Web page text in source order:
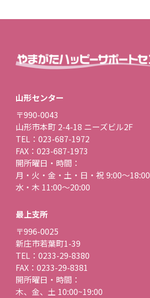
山形センター
〒990-0043
山形市本町 2-4-18 ニーズビル2F
TEL：023-687-1972
FAX：023-687-1973
開所曜日・時間：
月・火・金・土・日・祝 9:00〜18:00
水・木 11:00〜20:00
最上支所
〒996-0025
新庄市若葉町1-39
TEL：0233-29-8380
FAX：0233-29-8381
開所曜日・時間：
木、金、土 10:00~19:00